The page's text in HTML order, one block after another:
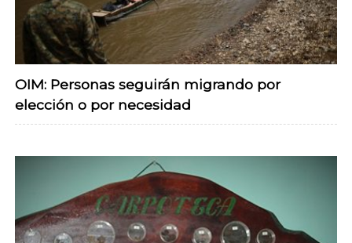
OIM: Personas seguirán migrando por
elección o por necesidad